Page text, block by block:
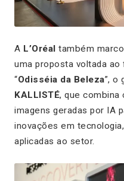
A L’Oréal também
uma proposta voltada
“Odisséia da Beleza”, o
KALLISTÉ, que combina
imagens geradas por IA
inovações em
aplicadas ao setor.